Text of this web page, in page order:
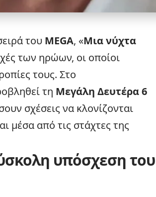
του MEGA, «Μια νύχτα
των ηρώων, οι οποίοι
τους. Στο
τη Μεγάλη Δευτέρα 6
σχέσεις να κλονίζονται
μέσα από τις στάχτες της
υπόσχεση του